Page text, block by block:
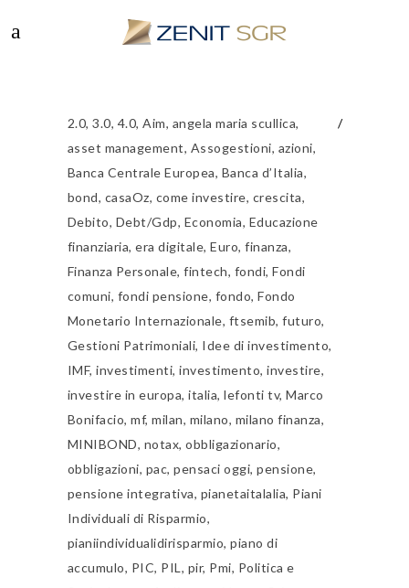
2.0,3.0, 4.0,Aim, angela maria scullica,
asset management, Assogestioni, azioni,
Banca Centrale Europea, Banca d’Italia,
bond, casaOz, come investire, crescita,
Debito, Debt/Gdp, Economia, Educazione
finanziaria,era digitale,Euro,finanza,
Finanza Personale,fintech, fondi,Fondi
comuni, fondi pensione, fondo,Fondo
Monetario Internazionale, ftsemib,futuro,
Gestioni Patrimoniali, Idee di investimento,
IMF,investimenti,investimento,investire,
investire in europa,italia,lefonti tv,Marco
Bonifacio,mf,milan, milano, milano finanza,
MINIBOND, notax,obbligazionario,
obbligazioni, pac,pensaci oggi,pensione,
pensione integrativa, pianetaitalalia, Piani
Individuali di Risparmio,
pianiindividualidirisparmio,piano di
accumulo, PIC, PIL , pir, Pmi, Politica e